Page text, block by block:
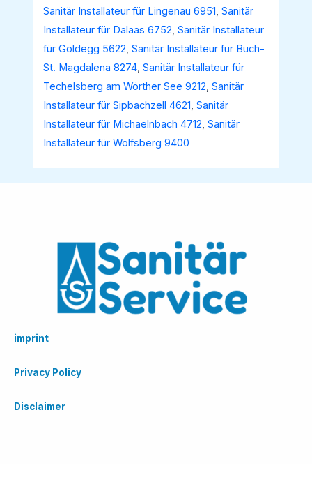
Sanitär Installateur für Lingenau 6951,Sanitär
Installateur für Dalaas 6752,Sanitär Installateur
für Goldegg 5622,Sanitär Installateur für Buch-
St. Magdalena 8274,Sanitär Installateur für
Techelsberg am Wörther See 9212,Sanitär
Installateur für Sipbachzell 4621,Sanitär
Installateur für Michaelnbach 4712,Sanitär
Installateur für Wolfsberg 9400
imprint
Privacy Policy
Disclaimer